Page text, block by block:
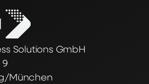
Solutions GmbH
9
München